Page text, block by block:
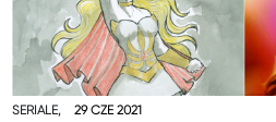
SERIALE, 29 CZE 2021